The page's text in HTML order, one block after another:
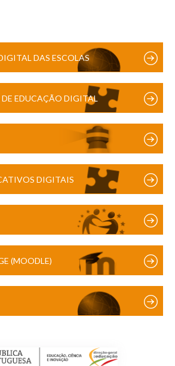
DAS ESCOLAS
EDUCAÇÃO DIGITAL
DIGITAIS
(MOODLE)